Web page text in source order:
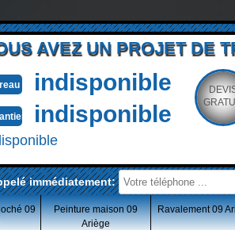
AVEZ UN PROJET DE
indisponible
indisponible
immédiatement:
09
Peinture maison 09
Ariège
Ravalement 09